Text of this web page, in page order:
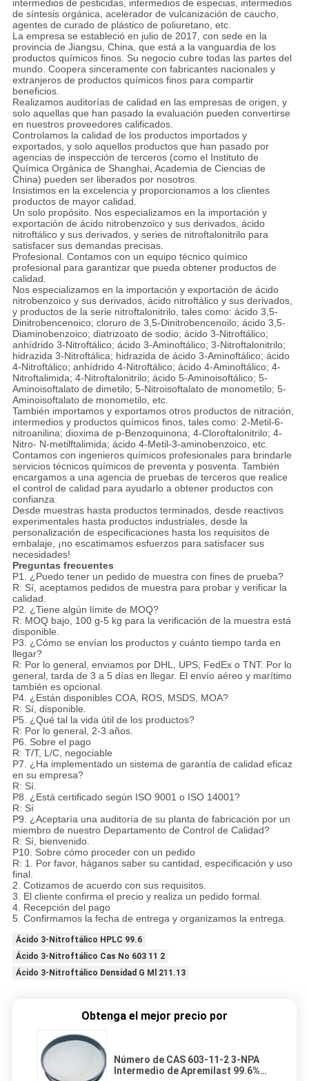
intermedios de pesticidas, intermedios de especias, intermedios
de síntesis orgánica, acelerador de vulcanización de caucho,
agentes de curado de plástico de poliuretano, etc.
La empresa se estableció en julio de 2017, con sede en la
provincia de Jiangsu, China, que está a la vanguardia de los
productos químicos finos. Su negocio cubre todas las partes del
mundo. Coopera sinceramente con fabricantes nacionales y
extranjeros de productos químicos finos para compartir
beneficios.
Realizamos auditorías de calidad en las empresas de origen, y
solo aquellas que han pasado la evaluación pueden convertirse
en nuestros proveedores calificados.
Controlamos la calidad de los productos importados y
exportados, y solo aquellos productos que han pasado por
agencias de inspección de terceros (como el Instituto de
Química Orgánica de Shanghai, Academia de Ciencias de
China) pueden ser liberados por nosotros.
Insistimos en la excelencia y proporcionamos a los clientes
productos de mayor calidad.
Un solo propósito. Nos especializamos en la importación y
exportación de ácido nitrobenzoico y sus derivados, ácido
nitroftálico y sus derivados, y series de nitroftalonitrilo para
satisfacer sus demandas precisas.
Profesional. Contamos con un equipo técnico químico
profesional para garantizar que pueda obtener productos de
calidad.
Nos especializamos en la importación y exportación de ácido
nitrobenzoico y sus derivados, ácido nitroftálico y sus derivados,
y productos de la serie nitroftalonitrilo, tales como: ácido 3,5-
Dinitrobencenoico; cloruro de 3,5-Dinitrobencenoilo; ácido 3,5-
Diaminobenzoico; diatrizoato de sodio; ácido 3-Nitroftálico;
anhídrido 3-Nitroftálico; ácido 3-Aminoftálico; 3-Nitroftalonitrilo;
hidrazida 3-Nitroftálica; hidrazida de ácido 3-Aminoftálico; ácido
4-Nitroftálico; anhídrido 4-Nitroftálico; ácido 4-Aminoftálico; 4-
Nitroftalimida; 4-Nitroftalonitrilo; ácido 5-Aminoisoftálico; 5-
Aminoisoftalato de dimetilo; 5-Nitroisoftalato de monometilo; 5-
Aminoisoftalato de monometilo, etc.
También importamos y exportamos otros productos de nitración,
intermedios y productos químicos finos, tales como: 2-Metil-6-
nitroanilina; dioxima de p-Benzoquinona; 4-Cloroftalonitrilo; 4-
Nitro- N-metilftalimida; ácido 4-Metil-3-aminobenzoico, etc.
Contamos con ingenieros químicos profesionales para brindarle
servicios técnicos químicos de preventa y posventa. También
encargamos a una agencia de pruebas de terceros que realice
el control de calidad para ayudarlo a obtener productos con
confianza.
Desde muestras hasta productos terminados, desde reactivos
experimentales hasta productos industriales, desde la
personalización de especificaciones hasta los requisitos de
embalaje, ¡no escatimamos esfuerzos para satisfacer sus
necesidades!
Preguntas frecuentes
P1. ¿Puedo tener un pedido de muestra con fines de prueba?
R: Sí, aceptamos pedidos de muestra para probar y verificar la
calidad.
P2. ¿Tiene algún límite de MOQ?
R: MOQ bajo, 100 g-5 kg para la verificación de la muestra está
disponible.
P3. ¿Cómo se envían los productos y cuánto tiempo tarda en
llegar?
R: Por lo general, enviamos por DHL, UPS, FedEx o TNT. Por lo
general, tarda de 3 a 5 días en llegar. El envío aéreo y marítimo
también es opcional.
P4. ¿Están disponibles COA, ROS, MSDS, MOA?
R: Sí, disponible.
P5. ¿Qué tal la vida útil de los productos?
R: Por lo general, 2-3 años.
P6. Sobre el pago
R: T/T, L/C, negociable
P7. ¿Ha implementado un sistema de garantía de calidad eficaz
en su empresa?
R: Sí.
P8. ¿Está certificado según ISO 9001 o ISO 14001?
R: Sí
P9. ¿Aceptaría una auditoría de su planta de fabricación por un
miembro de nuestro Departamento de Control de Calidad?
R: Sí, bienvenido.
P10. Sobre cómo proceder con un pedido
R: 1. Por favor, háganos saber su cantidad, especificación y uso
final.
2. Cotizamos de acuerdo con sus requisitos.
3. El cliente confirma el precio y realiza un pedido formal.
4. Recepción del pago
5. Confirmamos la fecha de entrega y organizamos la entrega.
Ácido 3-Nitroftálico HPLC 99.6
Ácido 3-Nitroftálico Cas No 603 11 2
Ácido 3-Nitroftálico Densidad G Ml 211.13
Obtenga el mejor precio por
Número de CAS 603-11-2 3-NPA
Intermedio de Apremilast 99.6%